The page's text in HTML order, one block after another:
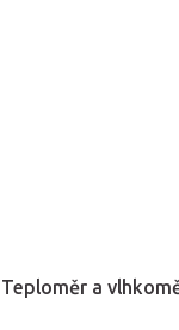
Teploměr a